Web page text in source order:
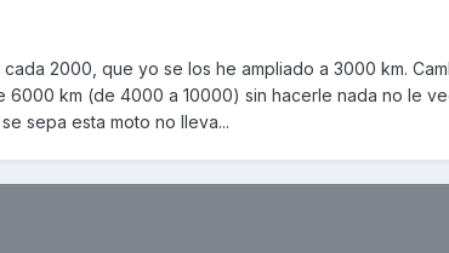
2000, que yo se los he ampliado a 3000 km.
6000 km (de 4000 a 10000) sin hacerle nada no le
sepa esta moto no lleva...